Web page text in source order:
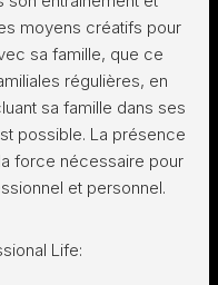
moyens créatifs pour
sa famille, que ce
régulières, en
sa famille dans ses
possible. La présence
force nécessaire pour
et personnel.
Life: